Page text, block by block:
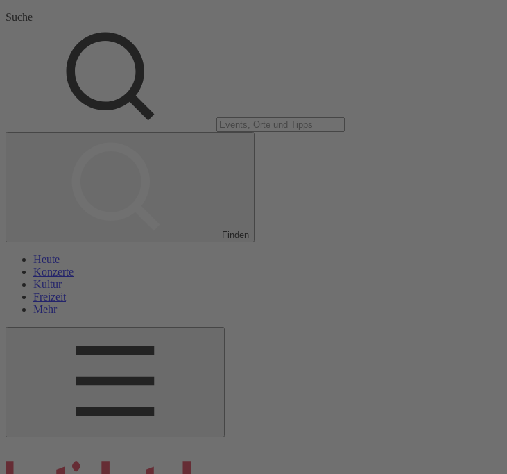
Suche
Finden
Heute
Konzerte
Kultur
Freizeit
Mehr